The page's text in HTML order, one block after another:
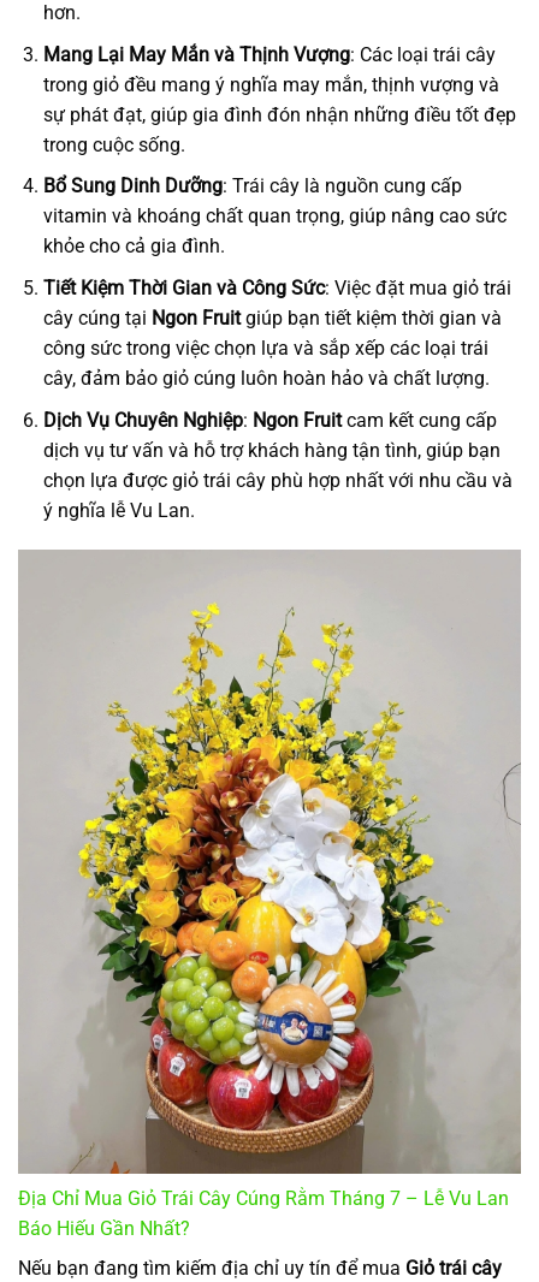
hơn.
Mang Lại May Mắn và Thịnh Vượng: Các loại trái cây
trong giỏ đều mang ý nghĩa may mắn, thịnh vượng và
sự phát đạt, giúp gia đình đón nhận những điều tốt đẹp
trong cuộc sống.
Bổ Sung Dinh Dưỡng: Trái cây là nguồn cung cấp
vitamin và khoáng chất quan trọng, giúp nâng cao sức
khỏe cho cả gia đình.
Tiết Kiệm Thời Gian và Công Sức: Việc đặt mua giỏ trái
cây cúng tại Ngon Fruitgiúp bạn tiết kiệm thời gian và
công sức trong việc chọn lựa và sắp xếp các loại trái
cây, đảm bảo giỏ cúng luôn hoàn hảo và chất lượng.
Dịch Vụ Chuyên Nghiệp: Ngon Fruitcam kết cung cấp
dịch vụ tư vấn và hỗ trợ khách hàng tận tình, giúp bạn
chọn lựa được giỏ trái cây phù hợp nhất với nhu cầu và
ý nghĩa lễ Vu Lan.
Địa Chỉ Mua Giỏ Trái Cây Cúng Rằm Tháng 7 – Lễ Vu Lan
Báo Hiếu Gần Nhất?
Nếu bạn đang tìm kiếm địa chỉ uy tín để mua Giỏ trái cây